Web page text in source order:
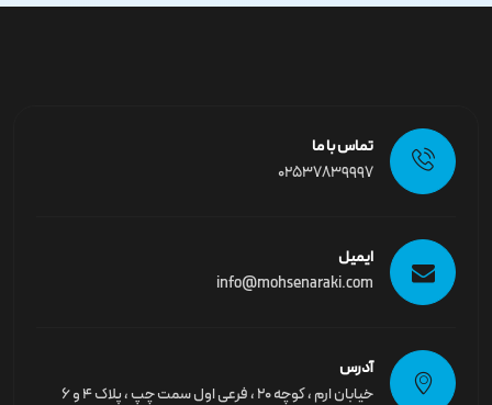
تماس با ما
02537839997
ایمیل
info@mohsenaraki.com
آدرس
خیابان ارم ، کوچه ۲۰ ، فرعی اول سمت چپ ، پلاک ۴ و ۶